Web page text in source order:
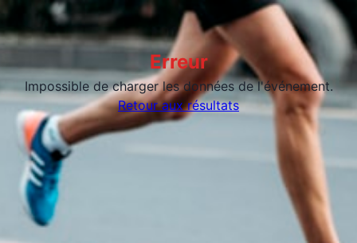
Erreur
Impossible de charger les données de l'événement.
Retour aux résultats